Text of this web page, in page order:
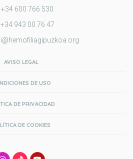
+34 600 766 530
+34 943 00 76 47
AVISO LEGAL
DE USO
DE PRIVACIDAD
DE COOKIES